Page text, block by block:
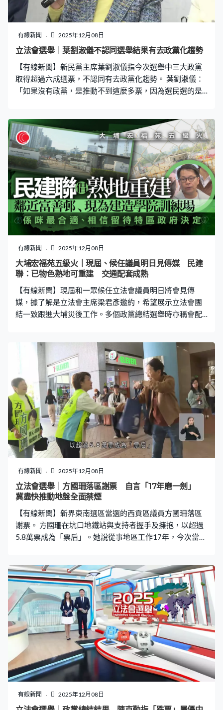
有線新聞 2025年12月08日
立法會選舉｜葉劉淑儀不認同選舉結果有去政黨化趨勢
【有線新聞】新民黨主席葉劉淑儀指今次選舉中三大政黨
取得超過六成選票，不認同有去政黨化趨勢。 葉劉淑儀：
「如果沒有政黨，是推動不到這麼多票，因為選民選的是
可見選民知道要有些制衡，不想大黨完全話事。」
有線新聞 2025年12月08日
大埔宏福苑五級火｜現屆、候任議員明日見傳媒 民建
聯：已物色熟地可重建 交通配套成熟
【有線新聞】現屆和一眾候任立法會議員明日將會見傳
媒，據了解是立法會主席梁君彥邀約，希望展示立法會團
結一致跟進大埔災後工作。多個政黨總結選舉時亦稱會配
公室說「應急住宿安排工作組」會全面考慮各項因素，不
排除任何可能，全力支援災民住宿需要。 民建聯說已物色
一幅熟地，毋須再造平整工作，鄰近富善邨，目前為建造
學院訓練場，交通配套成熟。新界東北選區當選人陳克
勤：「是否最合適，相信留待特區政府決定。另外後續探
訪災民過程中災民有不同看法，有些要求原區住大埔，有
些不想再住大埔，有些說想住宏福苑重建地方，亦有人不
想住那裡因觸景生情，所以最重要提出長遠解決他們重建
家園方案。」 同區一同成功連任的新民黨李梓敬在記者會
上談到大火時一度哽咽，承諾跟進重建工作。新界東北選
區當選人李梓敬：「很多宏福苑居民過來拍梓敬肩膀，說
我是宏福苑，去了哪裡，我特地回來投票給你。對我來說
很感動，因為他們面對這麼多問題，投票應該是放得最低
議員表明復會後支持政府追責。批發及零售界當選人
有線新聞 2025年12月08日
立法會選舉｜方國珊落區謝票 自言「17年磨一劍」
冀盡快推動地盤全面禁煙
【有線新聞】新界東南選區當選的西貢區議員方國珊落區
謝票。 方國珊在坑口地鐵站與支持者握手及擁抱，以超過
5.8萬票成為「票后」。她說從事地區工作17年，今次當選
動地盤全面禁煙。 新界東南選區當選人方國珊：「我認為
可以先通過後審議，盡快落實，因為火災無情，這麼大的
隱患，如果得到業界各方面支持，在這樣憂傷情緒下，大
家沒有反對的話盡快立法，可以做好規管，我們不容許一
丁點火種在社區蔓延。
有線新聞 2025年12月08日